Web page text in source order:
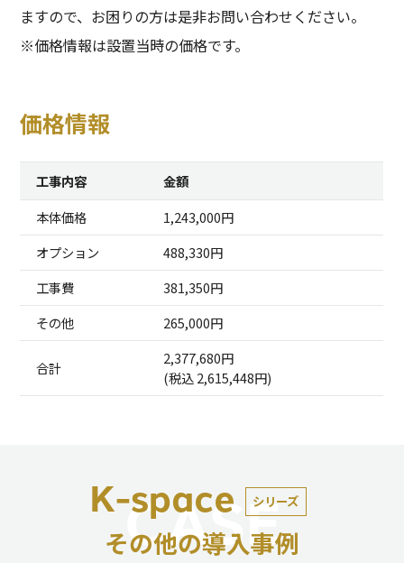
ますので、お困りの方は是非お問い合わせください。
※価格情報は設置当時の価格です。
価格情報
工事内容
金額
本体価格
1,243,000円
オプション
488,330円
工事費
381,350円
その他
265,000円
合計
2,377,680円
(税込 2,615,448円)
K-space シリーズ
その他の導入事例
CASE